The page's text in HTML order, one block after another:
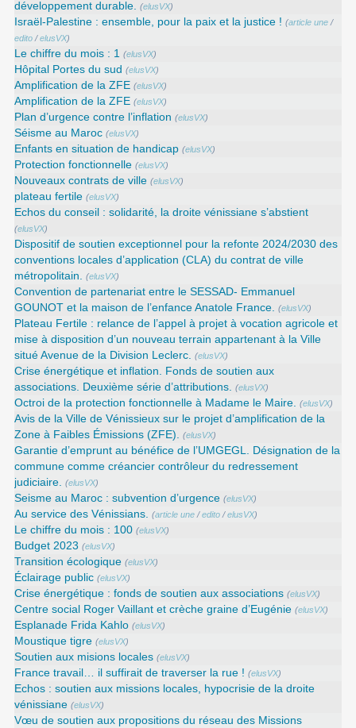
développement durable. (elusVX)
Israël-Palestine : ensemble, pour la paix et la justice ! (article une /
edito /elusVX)
Le chiffre du mois : 1 (elusVX)
Hôpital Portes du sud (elusVX)
Amplification de la ZFE (elusVX)
Amplification de la ZFE (elusVX)
Plan d’urgence contre l’inflation (elusVX)
Séisme au Maroc (elusVX)
Enfants en situation de handicap (elusVX)
Protection fonctionnelle (elusVX)
Nouveaux contrats de ville (elusVX)
plateau fertile (elusVX)
Echos du conseil : solidarité, la droite vénissiane s’abstient
(elusVX)
Dispositif de soutien exceptionnel pour la refonte 2024/2030 des
conventions locales d’application (CLA) du contrat de ville
métropolitain. (elusVX)
Convention de partenariat entre le SESSAD- Emmanuel
GOUNOT et la maison de l’enfance Anatole France. (elusVX)
Plateau Fertile : relance de l’appel à projet à vocation agricole et
mise à disposition d’un nouveau terrain appartenant à la Ville
situé Avenue de la Division Leclerc. (elusVX)
Crise énergétique et inflation. Fonds de soutien aux
associations. Deuxième série d’attributions. (elusVX)
Octroi de la protection fonctionnelle à Madame le Maire. (elusVX)
Avis de la Ville de Vénissieux sur le projet d’amplification de la
Zone à Faibles Émissions (ZFE). (elusVX)
Garantie d’emprunt au bénéfice de l’UMGEGL. Désignation de la
commune comme créancier contrôleur du redressement
judiciaire. (elusVX)
Seisme au Maroc : subvention d’urgence (elusVX)
Au service des Vénissians. (article une /edito /elusVX)
Le chiffre du mois : 100 (elusVX)
Budget 2023 (elusVX)
Transition écologique (elusVX)
Éclairage public (elusVX)
Crise énergétique : fonds de soutien aux associations (elusVX)
Centre social Roger Vaillant et crèche graine d’Eugénie (elusVX)
Esplanade Frida Kahlo (elusVX)
Moustique tigre (elusVX)
Soutien aux misions locales (elusVX)
France travail… il suffirait de traverser la rue ! (elusVX)
Echos : soutien aux missions locales, hypocrisie de la droite
vénissiane (elusVX)
Vœu de soutien aux propositions du réseau des Missions